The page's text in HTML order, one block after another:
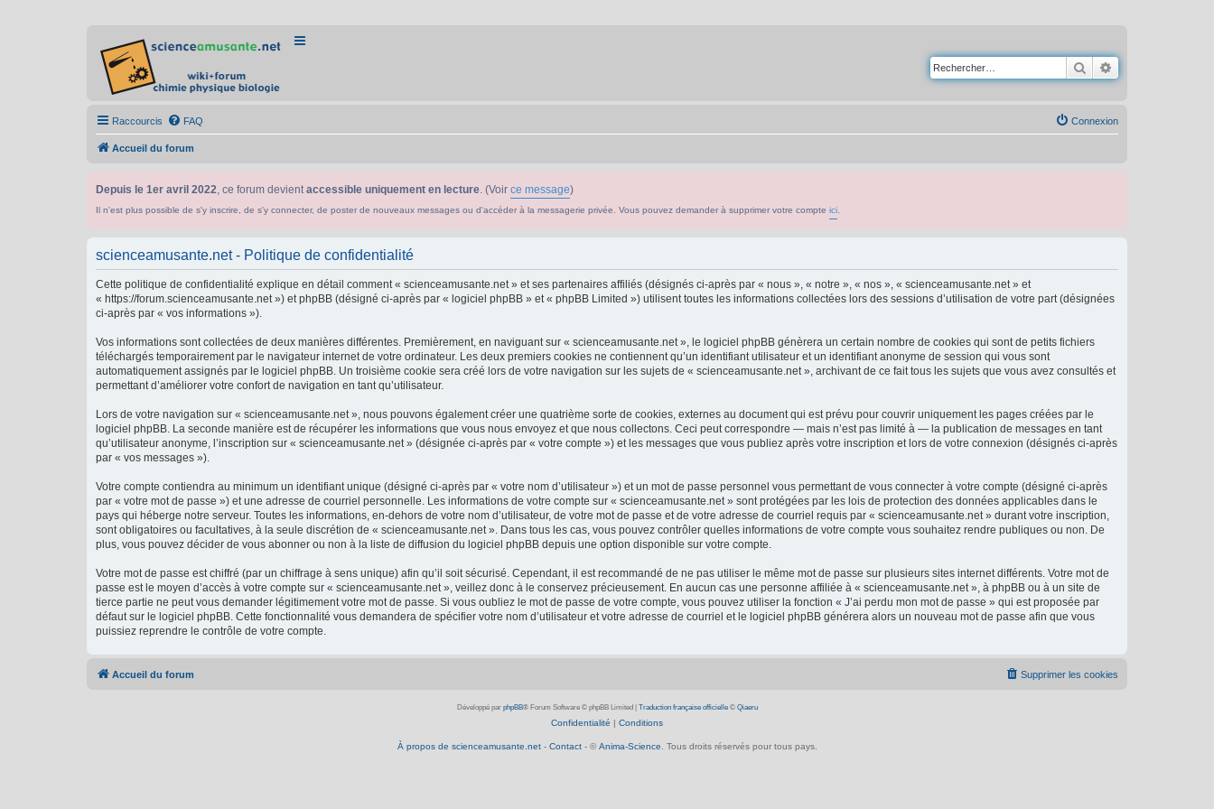
Rechercher
Raccourcis FAQ Connexion
Accueil du forum
Depuis le 1er avril 2022, ce forum devientaccessible uniquement en lecture. (Voir ce message)
Il n'est plus possible de s'y inscrire, de s'y connecter, de poster de nouveaux messages ou d'accéder à la messagerie privée. Vous pouvez demander à supprimer votre compte ici
scienceamusante.net - Politique de confidentialité
Cette politique de confidentialité explique en détail comment « scienceamusante.net » et ses partenaires affiliés (désignés ci-après par « nous », « notre », « nos », « scienceamusante.net » et
« https://forum.scienceamusante.net ») et phpBB (désigné ci-après par « logiciel phpBB » et « phpBB Limited ») utilisent toutes les informations collectées lors des sessions d’utilisation de votre part (désignées
ci-après par « vos informations »).
Vos informations sont collectées de deux manières différentes. Premièrement, en naviguant sur « scienceamusante.net », le logiciel phpBB génèrera un certain nombre de cookies qui sont de petits fichiers
téléchargés temporairement par le navigateur internet de votre ordinateur. Les deux premiers cookies ne contiennent qu’un identifiant utilisateur et un identifiant anonyme de session qui vous sont
automatiquement assignés par le logiciel phpBB. Un troisième cookie sera créé lors de votre navigation sur les sujets de « scienceamusante.net », archivant de ce fait tous les sujets que vous avez consultés et
permettant d’améliorer votre confort de navigation en tant qu’utilisateur.
Lors de votre navigation sur « scienceamusante.net », nous pouvons également créer une quatrième sorte de cookies, externes au document qui est prévu pour couvrir uniquement les pages créées par le
logiciel phpBB. La seconde manière est de récupérer les informations que vous nous envoyez et que nous collectons. Ceci peut correspondre — mais n’est pas limité à — la publication de messages en tant
qu’utilisateur anonyme, l’inscription sur « scienceamusante.net » (désignée ci-après par « votre compte ») et les messages que vous publiez après votre inscription et lors de votre connexion (désignés ci-après
par « vos messages »).
Votre compte contiendra au minimum un identifiant unique (désigné ci-après par « votre nom d’utilisateur ») et un mot de passe personnel vous permettant de vous connecter à votre compte (désigné ci-après
par « votre mot de passe ») et une adresse de courriel personnelle. Les informations de votre compte sur « scienceamusante.net » sont protégées par les lois de protection des données applicables dans le
pays qui héberge notre serveur. Toutes les informations, en-dehors de votre nom d’utilisateur, de votre mot de passe et de votre adresse de courriel requis par « scienceamusante.net » durant votre inscription,
sont obligatoires ou facultatives, à la seule discrétion de « scienceamusante.net ». Dans tous les cas, vous pouvez contrôler quelles informations de votre compte vous souhaitez rendre publiques ou non. De
plus, vous pouvez décider de vous abonner ou non à la liste de diffusion du logiciel phpBB depuis une option disponible sur votre compte.
Votre mot de passe est chiffré (par un chiffrage à sens unique) afin qu’il soit sécurisé. Cependant, il est recommandé de ne pas utiliser le même mot de passe sur plusieurs sites internet différents. Votre mot de
passe est le moyen d’accès à votre compte sur « scienceamusante.net », veillez donc à le conservez précieusement. En aucun cas une personne affiliée à « scienceamusante.net », à phpBB ou à un site de
tierce partie ne peut vous demander légitimement votre mot de passe. Si vous oubliez le mot de passe de votre compte, vous pouvez utiliser la fonction « J’ai perdu mon mot de passe » qui est proposée par
défaut sur le logiciel phpBB. Cette fonctionnalité vous demandera de spécifier votre nom d’utilisateur et votre adresse de courriel et le logiciel phpBB générera alors un nouveau mot de passe afin que vous
puissiez reprendre le contrôle de votre compte.
Accueil du forum Supprimer les cookies
Développé par phpBB® Forum Software © phpBB Limited Traduction française officielle© Qiaeru
Confidentialité | Conditions
À propos de scienceamusante.net- Contact- © Anima-Science . Tous droits réservés pour tous pays.